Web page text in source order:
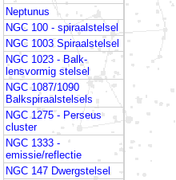
Neptunus
NGC 100 - spiraalstelsel
NGC 1003 Spiraalstelsel
NGC 1023 - Balk-
lensvormig stelsel
NGC 1087/1090
Balkspiraalstelsels
NGC 1275 - Perseus
cluster
NGC 1333 -
emissie/reflectie
NGC 147 Dwergstelsel